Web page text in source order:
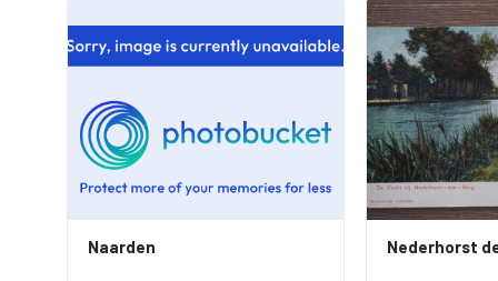
Naarden